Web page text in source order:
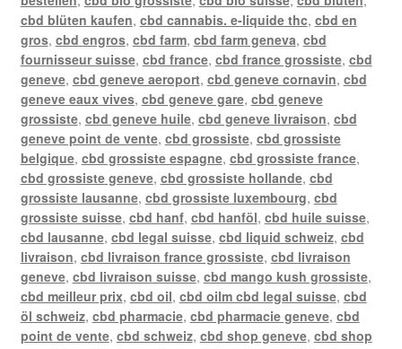
cbd blüten kaufen, cbd cannabis. e-liquide thc, cbd en
gros, cbd engros, cbd farm, cbd farm geneva, cbd
fournisseur suisse, cbd france, cbd france grossiste, cbd
geneve, cbd geneve aeroport, cbd geneve cornavin, cbd
geneve eaux vives, cbd geneve gare, cbd geneve
grossiste, cbd geneve huile, cbd geneve livraison, cbd
geneve point de vente, cbd grossiste, cbd grossiste
belgique, cbd grossiste espagne, cbd grossiste france,
cbd grossiste geneve, cbd grossiste hollande, cbd
grossiste lausanne, cbd grossiste luxembourg, cbd
grossiste suisse, cbd hanf, cbd hanföl, cbd huile suisse,
cbd lausanne, cbd legal suisse, cbd liquid schweiz, cbd
livraison, cbd livraison france grossiste, cbd livraison
geneve, cbd livraison suisse, cbd mango kush grossiste,
cbd meilleur prix, cbd oil, cbd oilm cbd legal suisse, cbd
öl schweiz, cbd pharmacie, cbd pharmacie geneve, cbd
point de vente, cbd schweiz, cbd shop geneve, cbd shop